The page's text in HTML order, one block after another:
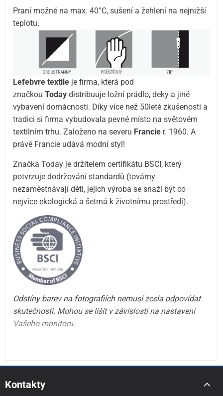
Praní možné na max. 40°C, sušení a žehlení na nejnižší
teplotu.
Lefebvre textile je firma, která pod
značkouTodaydistribuuje ložní prádlo, deky a jiné
vybavení domácnosti. Díky více než 50leté zkušenosti a
tradici si firma vybudovala pevné místo na světovém
textilním trhu. Založeno na severu Francie r. 1960. A
právě Francie udává modní styl!
Značka Today je držitelem certifikátu BSCI, který
potvrzuje dodržování standardů (továrny
nezaměstnávají děti, jejich výroba se snaží být co
nejvíce ekologická a šetrná k životnímu prostředí).
Odstíny barev na fotografiích nemusí zcela odpovídat
skutečnosti. Mohou se lišit v závislosti na nastavení
Vašeho monitoru.
Kontakty